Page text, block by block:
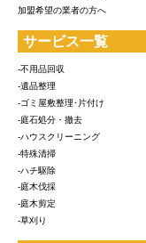
加盟希望の業者の方へ
サービス一覧
-不用品回収
-遺品整理
-ゴミ屋敷整理･片付け
-庭石処分・撤去
-ハウスクリーニング
-特殊清掃
-ハチ駆除
-庭木伐採
-庭木剪定
-草刈り